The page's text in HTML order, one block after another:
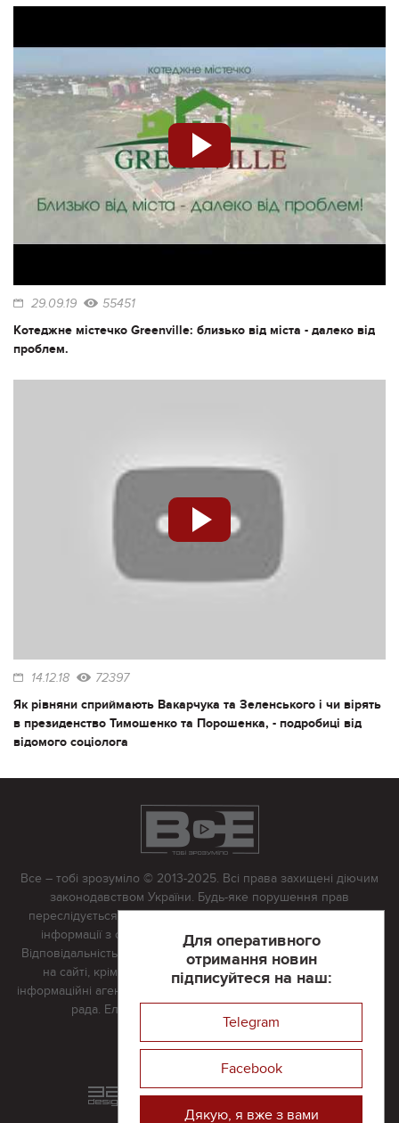
29.09.19 55451
Котеджне містечко Greenville: близько від міста - далеко від
проблем.
14.12.18 72397
Як рівняни сприймають Вакарчука та Зеленського і чи вірять
в президенство Тимошенко та Порошенка, - подробиці від
відомого соціолога
Для оперативного
отримання новин
підписуйтеся на наш:
Telegram
Facebook
Дякую, я вже з вами
Все – тобі зрозуміло © 2013-2025. Всі права захищені діючим
законодавством України. Будь-яке порушення прав
переслідується в судовому порядку. Будь-яке відтворення
інформації з сайту тільки з письмово дозволу редакції.
Відповідальність за достовірність усіх матеріалів, розміщених
на сайті, крім матеріалів, які містять посилання на інші
інформаційні агентства або інтернет-видання, несе редакційна
рада. Електронна пошта:
Реклама на сайті
Розроблений та підтримується